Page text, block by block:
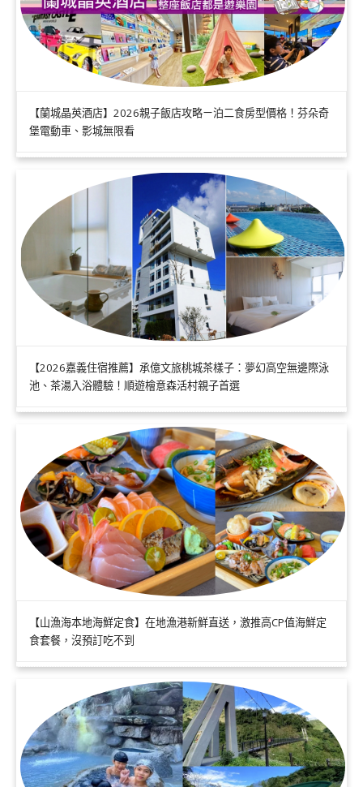
【蘭城晶英酒店】2026親子飯店攻略ㄧ泊二食房型價格！芬朵奇
堡電動車、影城無限看
【2026嘉義住宿推薦】承億文旅桃城茶樣子：夢幻高空無邊際泳
池、茶湯入浴體驗！順遊檜意森活村親子首選
【山漁海本地海鮮定食】在地漁港新鮮直送，激推高CP值海鮮定
食套餐，沒預訂吃不到